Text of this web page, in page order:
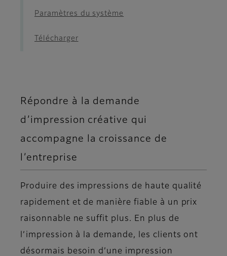
Paramètres du système
Télécharger
Répondre à la demande
d’impression créative qui
accompagne la croissance de
l’entreprise
Produire des impressions de haute qualité
rapidement et de manière fiable à un prix
raisonnable ne suffit plus. En plus de
l’impression à la demande, les clients ont
désormais besoin d’une impression